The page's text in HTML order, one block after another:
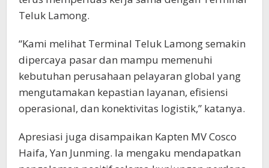
Teluk Lamong.
“Kami melihat Terminal Teluk Lamong semakin
dipercaya pasar dan mampu memenuhi
kebutuhan perusahaan pelayaran global yang
mengutamakan kepastian layanan, efisiensi
operasional, dan konektivitas logistik,” katanya.
Apresiasi juga disampaikan Kapten MV Cosco
Haifa, Yan Junming. Ia mengaku mendapatkan